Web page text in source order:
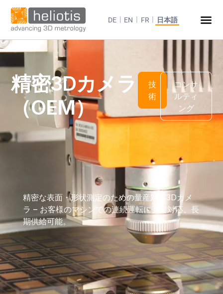
DE EN FR 日本語
精密3Dカメラ
（OEM）
技
術
コンサ
ルティ
ング
精密な表面・形状測定のための量産対応3Dカメ
ラ – お客様のマシンでの連続運転に安定対応、長
期供給可能。